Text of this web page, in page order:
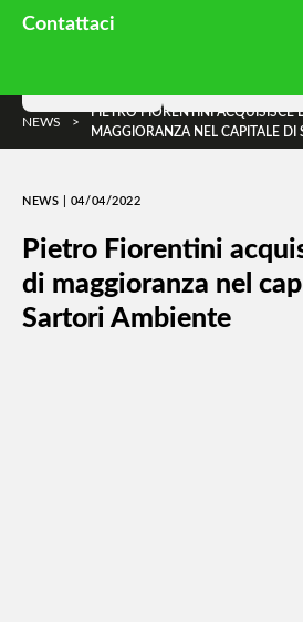
Ambiente.it è una divisione
e parte diDNA Ambiente
Contattaci
NEWS >
PIETRO FIORENTINI ACQUISISCE
MAGGIORANZA NEL CAPITALE DI
NEWS | 04/04/2022
Pietro Fiorentini
di maggioranza nel
Sartori Ambiente